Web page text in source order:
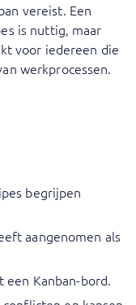
vereist. Een
is nuttig, maar
voor iedereen die
werkprocessen.
begrijpen
aangenomen als
een Kanban-bord.